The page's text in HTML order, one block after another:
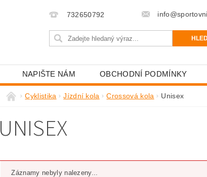
732650792
NAPIŠTE NÁM OBCHODNÍ PODMÍNKY
Cyklistika Jízdní kola Crossová kola Unisex
UNISEX
Záznamy nebyly nalezeny...